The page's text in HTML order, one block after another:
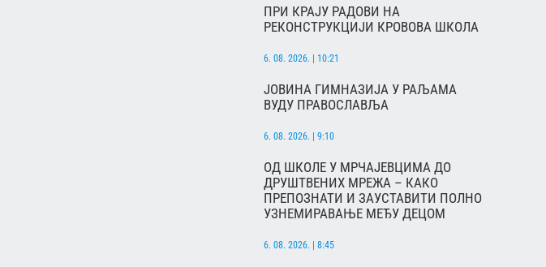
ПРИ КРАЈУ РАДОВИ НА
РЕКОНСТРУКЦИЈИ КРОВОВА ШКОЛА
6. 08. 2026. | 10:21
ЈОВИНА ГИМНАЗИЈА У РАЉАМА
ВУДУ ПРАВОСЛАВЉА
6. 08. 2026. | 9:10
ОД ШКОЛЕ У МРЧАЈЕВЦИМА ДО
ДРУШТВЕНИХ МРЕЖА – КАКО
ПРЕПОЗНАТИ И ЗАУСТАВИТИ ПОЛНО
УЗНЕМИРАВАЊЕ МЕЂУ ДЕЦОМ
6. 08. 2026. | 8:45